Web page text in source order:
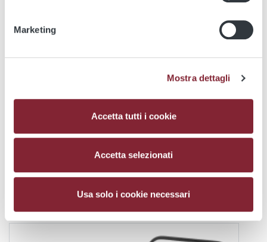
Marketing
Mostra dettagli
Accetta tutti i cookie
Accetta selezionati
Usa solo i cookie necessari
B+, titoli digitali su App Partner